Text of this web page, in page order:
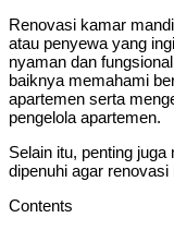
Renovasi kamar
atau penyewa yang
nyaman dan
baiknya memahami
apartemen serta
pengelola apartemen.
Selain itu, penting
dipenuhi agar
Contents